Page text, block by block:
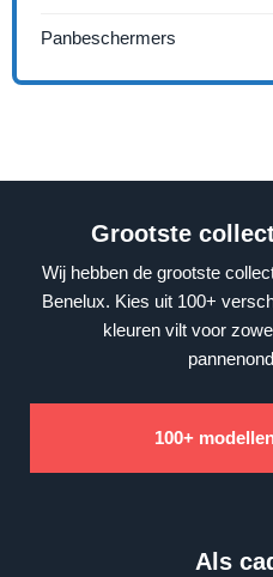
Panbeschermers
Grootste
Wij hebben de grootste
Benelux. Kies uit 100+
kleuren vilt voor
100+
Als